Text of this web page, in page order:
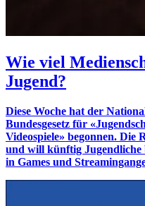
Wie viel
Jugend?
Diese Woche hat der
Bundesgesetz für
Videospiele» begonnen. Die
und will künftig Jugendliche
in Games und